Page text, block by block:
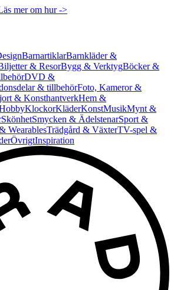
mer om hur ->
BarnartiklarBarnkläder &
& ResorBygg & VerktygBöcker &
DVD &
& tillbehörFoto, Kameror &
& KonsthantverkHem &
KlockorKläderKonstMusikMynt &
SkönhetSmycken & ÄdelstenarSport &
WearablesTrädgård & VäxterTV-spel &
ÖvrigtInspiration